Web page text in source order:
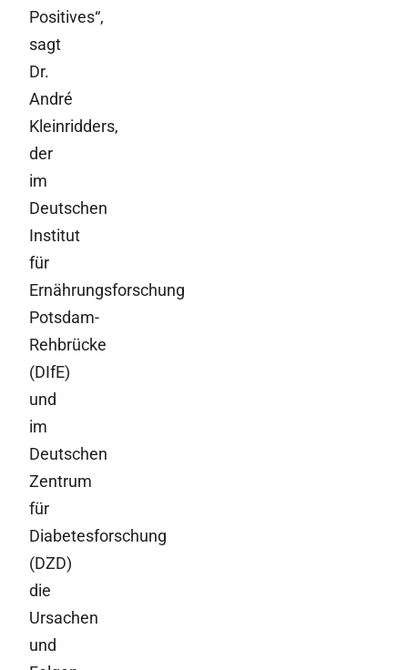
Positives“,
sagt
Dr.
André
Kleinridders,
der
im
Deutschen
Institut
für
Ernährungsforschung
Potsdam-
Rehbrücke
(DIfE)
und
im
Deutschen
Zentrum
für
Diabetesforschung
(DZD)
die
Ursachen
und